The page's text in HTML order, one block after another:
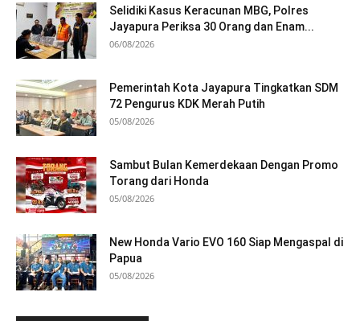
Selidiki Kasus Keracunan MBG, Polres
Jayapura Periksa 30 Orang dan Enam...
06/08/2026
Pemerintah Kota Jayapura Tingkatkan SDM
72 Pengurus KDK Merah Putih
05/08/2026
Sambut Bulan Kemerdekaan Dengan Promo
Torang dari Honda
05/08/2026
New Honda Vario EVO 160 Siap Mengaspal di
Papua
05/08/2026